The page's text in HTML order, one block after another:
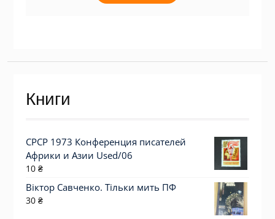
Книги
СРСР 1973 Конференция писателей
Африки и Азии Used/06
10 ₴
Віктор Савченко. Тільки мить ПФ
30 ₴